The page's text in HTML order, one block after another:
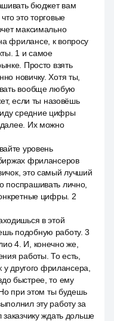
бюджет вам
это торговые
максимально
фрилансе, к вопросу
1 и самое
Просто взять
новичку. Хотя ты,
вообще любую
если ты назовёшь
средние цифры
Их можно
уровень
фрилансеров
это самый лучший
поспрашивать лично,
цифры. 2
в этой
подобную работу. 3
4. И, конечно же,
работы. То есть,
у другого фрилансера,
быстрее, то ему
при этом ты будешь
эту работу за
ждать дольше